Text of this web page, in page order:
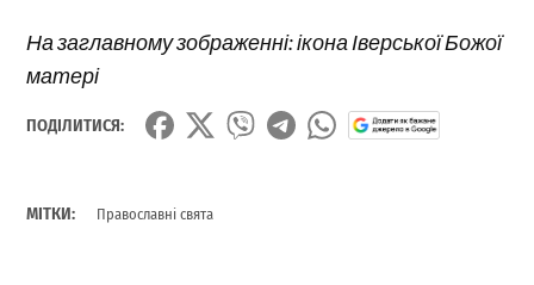
На заглавному зображенні: ікона Іверської Божої
матері
ПОДІЛИТИСЯ:
МІТКИ: Православні свята